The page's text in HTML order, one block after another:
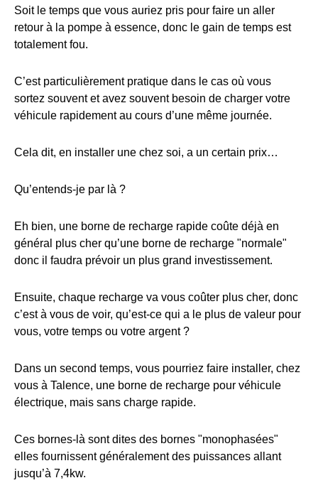
Soit le temps que vous auriez pris pour faire un aller
retour à la pompe à essence, donc le gain de temps est
totalement fou.
C’est particulièrement pratique dans le cas où vous
sortez souvent et avez souvent besoin de charger votre
véhicule rapidement au cours d’une même journée.
Cela dit, en installer une chez soi, a un certain prix…
Qu’entends-je par là ?
Eh bien, une borne de recharge rapide coûte déjà en
général plus cher qu’une borne de recharge "normale"
donc il faudra prévoir un plus grand investissement.
Ensuite, chaque recharge va vous coûter plus cher, donc
c’est à vous de voir, qu’est-ce qui a le plus de valeur pour
vous, votre temps ou votre argent ?
Dans un second temps, vous pourriez faire installer, chez
vous à Talence, une borne de recharge pour véhicule
électrique, mais sans charge rapide.
Ces bornes-là sont dites des bornes "monophasées"
elles fournissent généralement des puissances allant
jusqu’à 7,4kw.